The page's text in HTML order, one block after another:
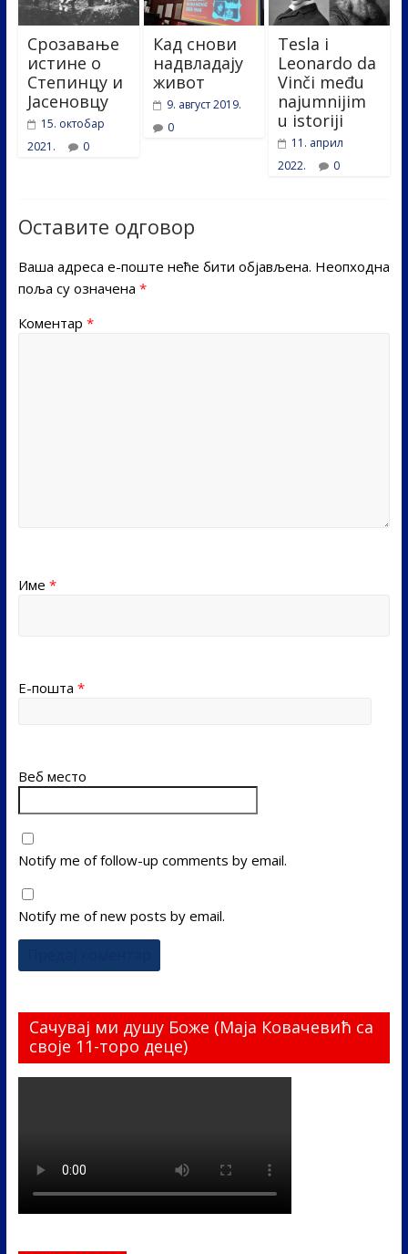
Срозавање
истине о
Степинцу и
Јасеновцу
15. октобар
2021.
0
Кад снови
надвладају
живот
9. август 2019.
0
Tesla i
Leonardo da
Vinči među
najumnijim
u istoriji
11. април
2022.
0
Оставите одговор
Ваша адреса е-поште неће бити објављена. Неопходна
поља су означена *
Коментар *
Име *
Е-пошта *
Веб место
Notify me of follow-up comments by email.
Notify me of new posts by email.
Сачувај ми душу Боже (Маја Ковачевић са
своје 11-торо деце)